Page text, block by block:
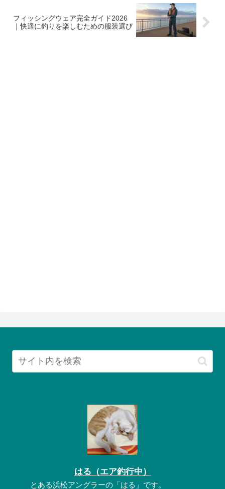
フィッシングウェア完全ガイド2026
｜快適に釣りを楽しむための服装選び
はる（エア釣行中）
とある浜松アングラーの「はる」です。